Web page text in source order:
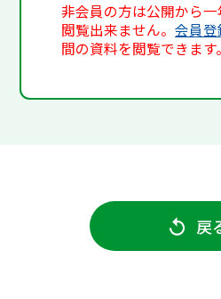
非会員の方は公開から
閲覧出来ません。会員登
間の資料を閲覧できます。
戻